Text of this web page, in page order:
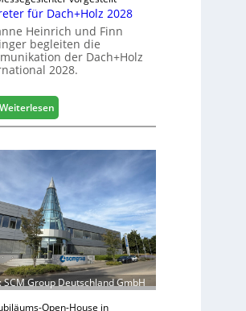
l
e
s
G
e
s
c
h
f
s
j
a
h
r
für Dach+Holz 2028
Heinrich und Finn
begleiten die
der Dach+Holz
2028.
Weiterlesen:
V
r
r
e
t
e
r
f
ü
r
D
SCM Group Deutschland GmbH
Open-House in